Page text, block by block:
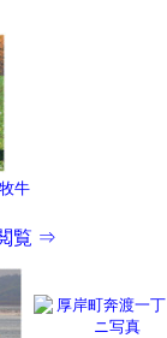
牛
覧 ⇒